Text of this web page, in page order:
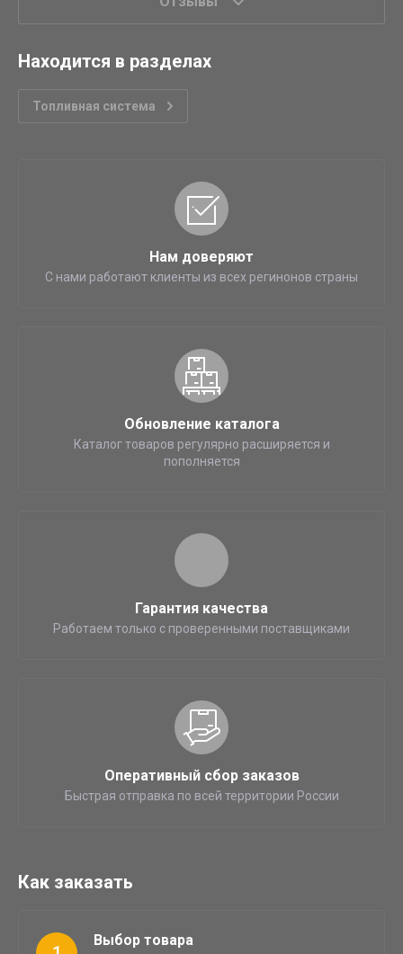
Находится в разделах
Топливная система
Нам доверяют
С нами работают клиенты из всех регинонов страны
Обновление каталога
Каталог товаров регулярно расширяется и
пополняется
Гарантия качества
Работаем только с проверенными поставщиками
Оперативный сбор заказов
Быстрая отправка по всей территории России
Как заказать
Выбор товара